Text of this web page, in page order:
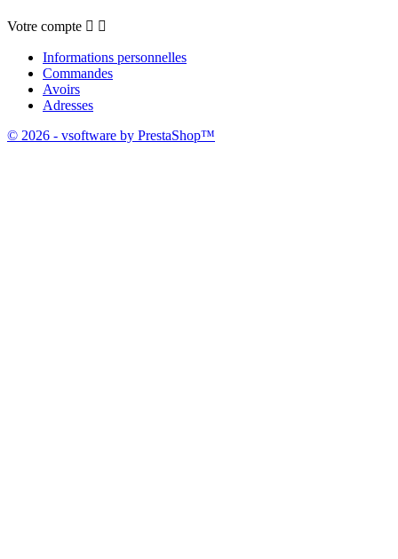
Votre compte  
Informations personnelles
Commandes
Avoirs
Adresses
© 2026 - vsoftware by PrestaShop™